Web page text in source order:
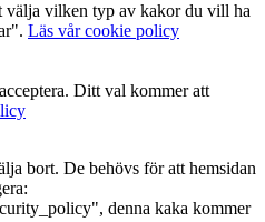
välja vilken typ av kakor du vill ha
Läs vår cookie policy
Ditt val kommer att
bort. De behövs för att hemsidan
denna kaka kommer